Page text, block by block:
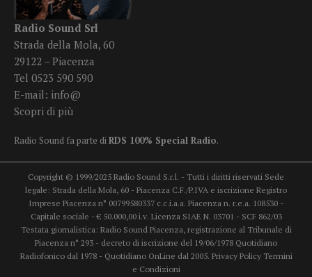
Radio Sound Srl
Strada della Mola, 60
29122 – Piacenza
Tel 0523 590 590
E-mail: info@
Scopri di più
Radio Sound fa parte diRDS 100% Special Radio.
Copyright © 1999/2025 Radio Sound S.r.l. - Tutti i diritti riservati Sede
legale: Strada della Mola, 60 - Piacenza C.F./P.IVA e iscrizione Registro
Imprese Piacenza n° 00799580337 c.c.i.a.a. Piacenza n. r.e.a. 108530 -
Capitale sociale - € 50.000,00 i.v. Licenza SIAE N. 03701 - SCF 862/03
Testata giornalistica: Radio Sound Piacenza, registrazione al Tribunale di
Piacenza n° 293 - decreto di iscrizione del 19/06/1978 Quotidiano
Radiofonico dal 1978 - Quotidiano OnLine dal 2005. Privacy Policy Termini
e Condizioni